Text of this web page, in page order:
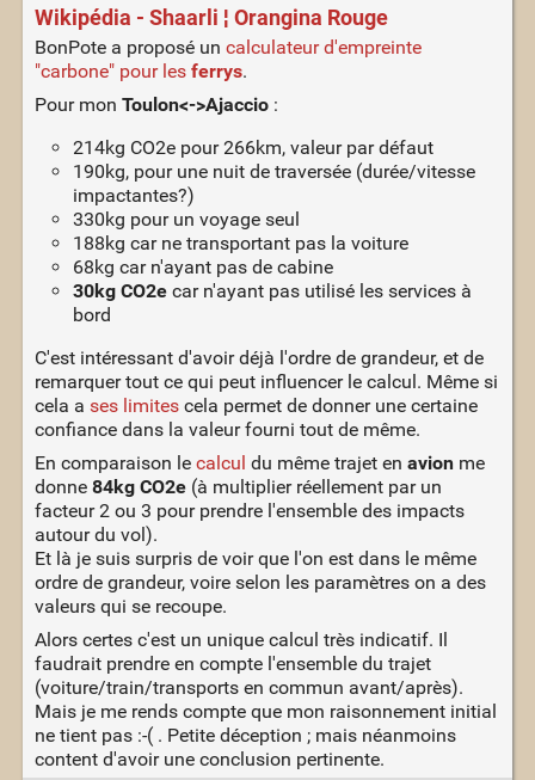
Wikipédia - Shaarli ¦ Orangina Rouge
BonPote a proposé un calculateur d'empreinte
"carbone" pour les ferrys.
Pour mon Toulon<->Ajaccio:
214kg CO2e pour 266km, valeur par défaut
190kg, pour une nuit de traversée (durée/vitesse
impactantes?)
330kg pour un voyage seul
188kg car ne transportant pas la voiture
68kg car n'ayant pas de cabine
30kg CO2ecar n'ayant pas utilisé les services à
bord
C'est intéressant d'avoir déjà l'ordre de grandeur, et de
remarquer tout ce qui peut influencer le calcul. Même si
cela a ses limitescela permet de donner une certaine
confiance dans la valeur fourni tout de même.
En comparaison le calcul du même trajet en avionme
donne 84kg CO2e(à multiplier réellement par un
facteur 2 ou 3 pour prendre l'ensemble des impacts
autour du vol).
Et là je suis surpris de voir que l'on est dans le même
ordre de grandeur, voire selon les paramètres on a des
valeurs qui se recoupe.
Alors certes c'est un unique calcul très indicatif. Il
faudrait prendre en compte l'ensemble du trajet
(voiture/train/transports en commun avant/après).
Mais je me rends compte que mon raisonnement initial
ne tient pas :-( . Petite déception ; mais néanmoins
content d'avoir une conclusion pertinente.